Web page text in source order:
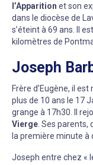
l’Apparition et son
dans le diocèse de
s’éteint à 69 ans. Il
kilomètres de
Joseph
Frère d’Eugène, il
plus de 10 ans le 17
grange à 17h30. Il
Vierge. Ses parents,
la première minute à
Joseph entre chez «